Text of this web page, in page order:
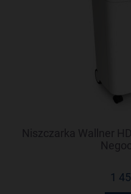
Niszczarka Wallner
1